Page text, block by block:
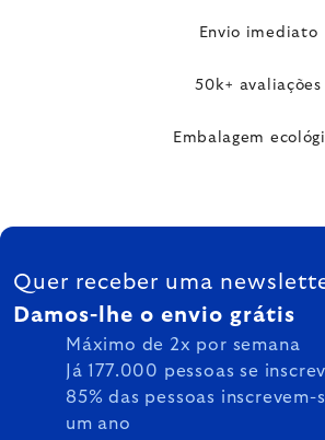
Envio imediato
50k+ avaliações
Embalagem
FOOTER
Quer receber uma
Damos-lhe o envio grátis
Máximo de 2x por semana
Já 177.000 pessoas se
85% das pessoas inscrevem-
um ano